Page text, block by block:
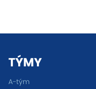
TÝMY
A-tým